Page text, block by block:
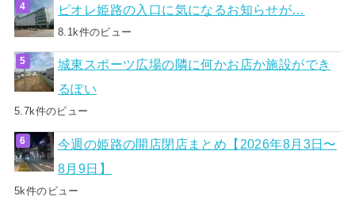
ピオレ姫路の入口に気になるお知らせが…
8.1k件のビュー
城東スポーツ広場の隣に何かお店か施設ができ
るぽい
5.7k件のビュー
今週の姫路の開店閉店まとめ【2026年8月3日〜
8月9日】
5k件のビュー